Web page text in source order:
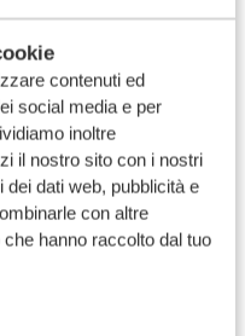
contenuti ed
social media e per
inoltre
il nostro sito con i nostri
dati web, pubblicità e
con altre
hanno raccolto dal tuo
scalare il Kilimanjaro?
a questa
rappresenta
terreni irregolari, a
giorni consecutivi.
di tutta l’escursione
devi affrontare